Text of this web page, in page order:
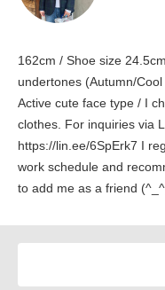
162cm / Shoe size
undertones (Autumn/
Active cute face type / I
clothes. For inquiries via
https://lin.ee/6SpErk7 I
work schedule and
to add me as a friend